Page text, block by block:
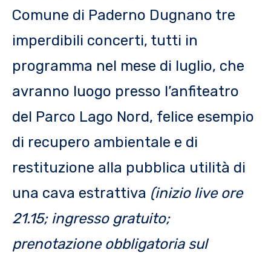
Comune di Paderno Dugnano tre
imperdibili concerti, tutti in
programma nel mese di luglio, che
avranno luogo presso l’anfiteatro
del Parco Lago Nord, felice esempio
di recupero ambientale e di
restituzione alla pubblica utilità di
una cava estrattiva (inizio live ore
21.15; ingresso gratuito;
prenotazione obbligatoria sul